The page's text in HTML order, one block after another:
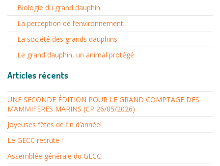
Biologie du grand dauphin
La perception de l’environnement
La société des grands dauphins
Le grand dauphin, un animal protégé
Articles récents
UNE SECONDE ÉDITION POUR LE GRAND COMPTAGE DES
MAMMIFÈRES MARINS (CP 26/05/2026)
Joyeuses fêtes de fin d’année!
Le GECC recrute !
Assemblée générale du GECC